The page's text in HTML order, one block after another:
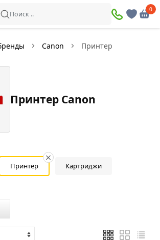
Поиск ..
0
Canon Принтер
Принтер Canon
Принтер Картриджи